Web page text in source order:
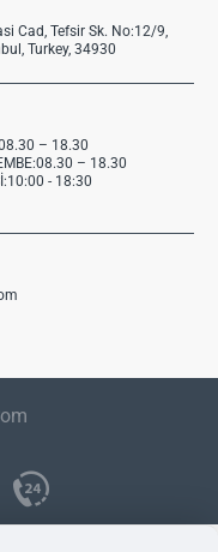
Cad, Tefsir Sk. No:12/9,
Turkey, 34930
– 18.30
– 18.30
- 18:30